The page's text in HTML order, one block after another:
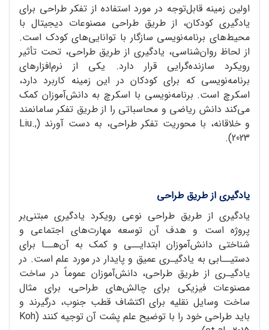
اولین زمینه قابل‌توجه در مورد استفاده از تفکر طراحی برای
یادگیری کودکان، از طریق طراحی مصنوعات دیجیتال با
محیط‌های برنامه‌نویسی سازگار با توانایی‌های کودک است.
از لحاظ روان‌شناسی، یادگیری از طریق طراحی، تحت تأثیر
رویکرد سازنده‌گرایی قرار دارد. یکی از نرم‌افزارهای
برنامه‌نویسی که برای کودکان در این زمینه کاربرد دارد،
اسکرچ است. برنامه‌نویسی با اسکرچ به دانش‌آموزان کمک
می‌کند دانش ریاضی و محاسباتی را از طریق تفکر سامانمند
و خلاقانه، با محوریت تفکر طراحی، به دست آورند (Liu.,
2023).
یادگیری از طریق طراحی
یادگیری از طریق طراحی نوعی رویکرد یادگیری مبتنی‌بر
پروژه است و هدف آن توسعه مهارت‌های اجتماعی و
شناختی دانش‌آموزان ابتدایــی و کمک به آن‌هــا برای
دستیــابی به یادگیـری عمیق و پایدار در مورد علم است. در
یادگیـری از طریق طراحی، دانش‌آموزان عموماً در ساخت
مصنوعات فیزیکی برای چالش‌های طراحی، برای مثال
ساخت وسایل نقلیه برای اکتشاف قطب جنوب، درگیرند و
باید طراحی خود را با توضیح علم پشت آن توجیه کنند (Koh